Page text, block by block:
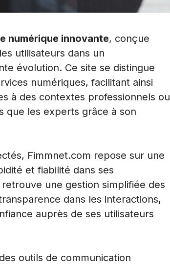
numérique innovante, conçue
utilisateurs dans un
évolution. Ce site se distingue
numériques, facilitant ainsi
à des contextes professionnels ou
que les experts grâce à son
Fimmnet.com repose sur une
et fiabilité dans ses
une gestion simplifiée des
dans les interactions,
auprès de ses utilisateurs
outils de communication